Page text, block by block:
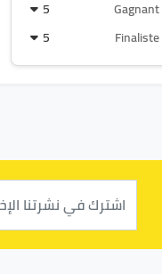
Gagnant
5
Finaliste
5